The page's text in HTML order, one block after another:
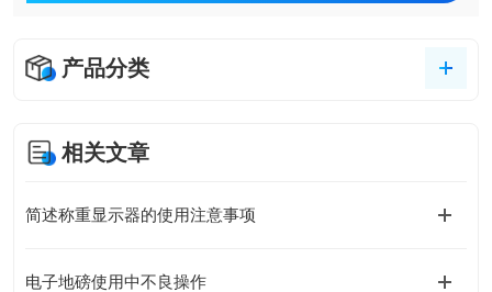
产品分类
相关文章
简述称重显示器的使用注意事项
电子地磅使用中不良操作